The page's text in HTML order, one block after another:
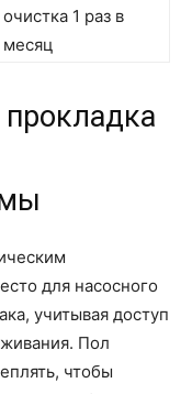
очистка 1 раз в
месяц
для насосного
учитывая доступ
Пол
чтобы